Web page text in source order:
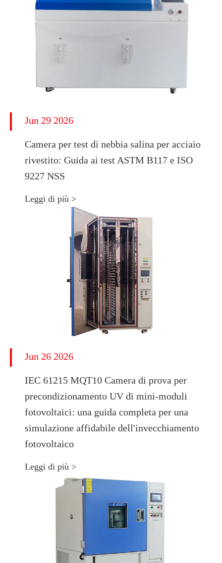
Jun 29 2026
Camera per test di nebbia salina per acciaio
rivestito: Guida ai test ASTM B117 e ISO
9227 NSS
Leggi di più >
Jun 26 2026
IEC 61215 MQT10 Camera di prova per
precondizionamento UV di mini-moduli
fotovoltaici: una guida completa per una
simulazione affidabile dell'invecchiamento
fotovoltaico
Leggi di più >